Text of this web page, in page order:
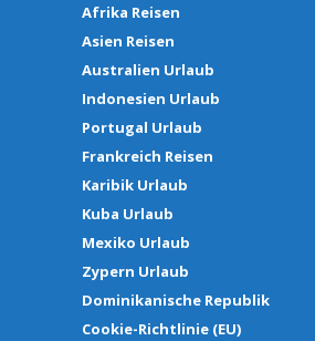
Afrika Reisen
Asien Reisen
Australien Urlaub
Indonesien Urlaub
Portugal Urlaub
Frankreich Reisen
Karibik Urlaub
Kuba Urlaub
Mexiko Urlaub
Zypern Urlaub
Dominikanische Republik
Cookie-Richtlinie (EU)